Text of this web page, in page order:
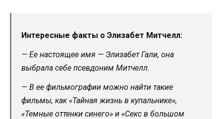
Интересные факты о Элизабет Митчелл:
— Ее настоящее имя — Элизабет Гали, она
выбрала себе псевдоним Митчелл.
— В ее фильмографии можно найти такие
фильмы, как «Тайная жизнь в купальнике»,
«Темные оттенки синего» и «Секс в большом